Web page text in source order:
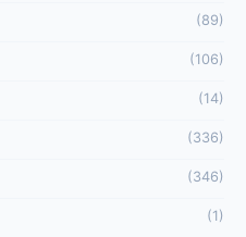
(89)
(106)
(14)
(336)
(346)
(1)